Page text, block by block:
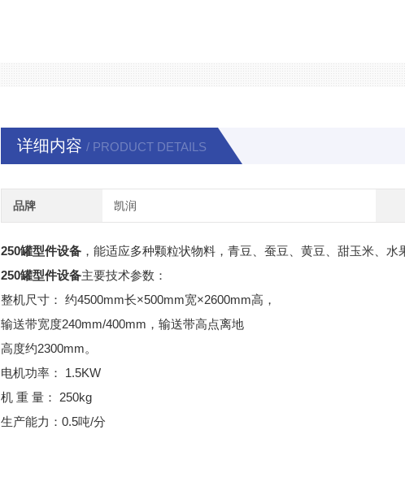
详细内容 / PRODUCT DETAILS
品牌 凯润
250罐型件设备 ，能适应多种颗粒状物料，青豆、蚕豆、黄豆、甜玉米、水
250罐型件设备主要技术参数：
整机尺寸： 约4500mm长×500mm宽×2600mm高，
输送带宽度240mm/400mm，输送带高点离地
高度约2300mm。
电机功率： 1.5KW
机 重 量： 250kg
生产能力：0.5吨/分